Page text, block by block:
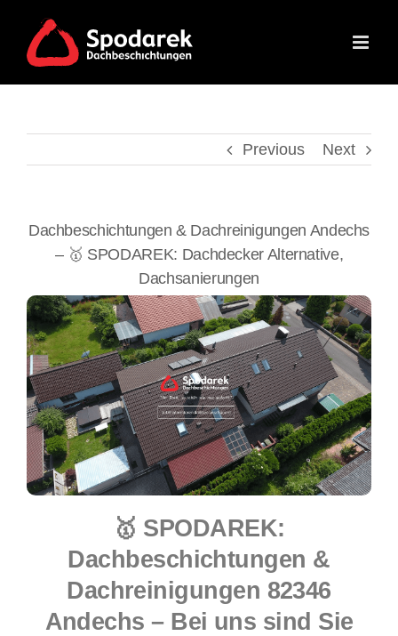
content
Previous Next
Dachbeschichtungen & Dachreinigungen Andechs
– 🥇 SPODAREK: Dachdecker Alternative,
Dachsanierungen
🥇 SPODAREK:
Dachbeschichtungen &
Dachreinigungen 82346
Andechs – Bei uns sind Sie